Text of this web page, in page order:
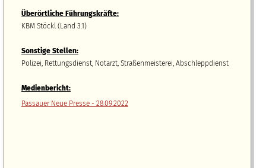
Überörtliche Führungskräfte:
KBM Stöckl (Land 3.1)
Sonstige Stellen:
Polizei, Rettungsdienst, Notarzt, Straßenmeisterei, Abschleppdienst
Medienbericht:
Passauer Neue Presse - 28.09.2022